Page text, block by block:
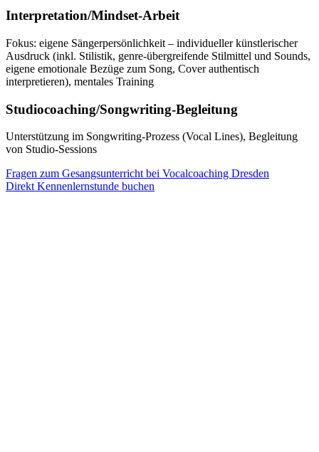
Interpretation/Mindset-Arbeit
Fokus: eigene Sängerpersönlichkeit – individueller künstlerischer
Ausdruck (inkl. Stilistik, genre-übergreifende Stilmittel und Sounds,
eigene emotionale Bezüge zum Song, Cover authentisch
interpretieren), mentales Training
Studiocoaching/Songwriting-Begleitung
Unterstützung im Songwriting-Prozess (Vocal Lines), Begleitung
von Studio-Sessions
Fragen zum Gesangsunterricht bei Vocalcoaching Dresden
Direkt Kennenlernstunde buchen